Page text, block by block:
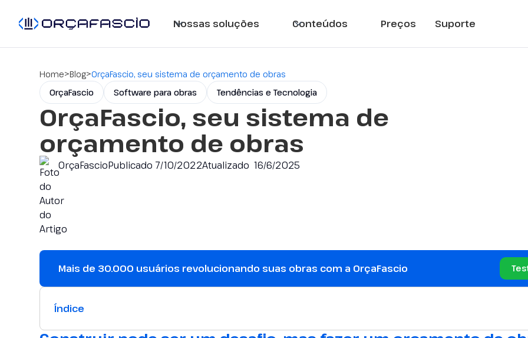
Nossas soluções Conteúdos Preços Suporte
Home>Blog>OrçaFascio, seu sistema de orçamento de obras
OrçaFascio
Software para obras Tendências e Tecnologia
OrçaFascio, seu sistema de
orçamento de obras
OrçaFascioPublicado 7/10/2022Atualizado16/6/2025
Mais de 30.000 usuários revolucionando suas obras com a OrçaFascio
Índice